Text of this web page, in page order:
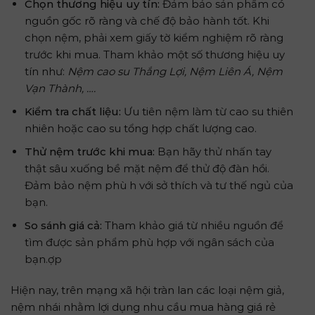
Chọn thương hiệu uy tín: Đảm bảo sản phẩm có
nguồn gốc rõ ràng và chế độ bảo hành tốt. Khi
chọn nệm, phải xem giấy tờ kiểm nghiệm rõ ràng
trước khi mua. Tham khảo một số thương hiệu uy
tín như: Nệm cao su Thắng Lợi, Nệm Liên Á, Nệm
Vạn Thành, ….
Kiểm tra chất liệu: Ưu tiên nệm làm từ cao su thiên
nhiên hoặc cao su tổng hợp chất lượng cao.
Thử nệm trước khi mua: Bạn hãy thử nhấn tay
thật sâu xuống bề mặt nệm để thử độ đàn hồi.
Đảm bảo nệm phù h với sở thích và tư thế ngủ của
bạn.
So sánh giá cả: Tham khảo giá từ nhiều nguồn để
tìm được sản phẩm phù hợp với ngân sách của
bạn.ợp
Hiện nay, trên mạng xã hội tràn lan các loại nệm giả,
nệm nhái nhằm lợi dụng nhu cầu mua hàng giá rẻ